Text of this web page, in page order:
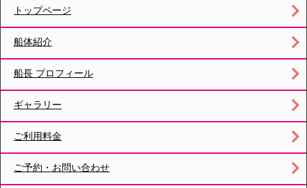
トップページ
船体紹介
船長 プロフィール
ギャラリー
ご利用料金
ご予約・お問い合わせ